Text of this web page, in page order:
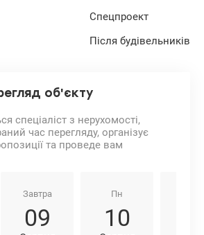
Спецпроект
Після будівельників
об'єкту
спеціаліст з нерухомості,
час перегляду, організує
та проведе вам
Завтра
09
Пн
10